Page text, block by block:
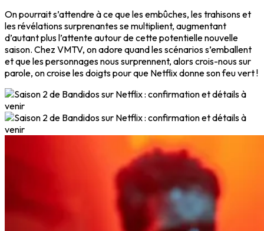
On pourrait s’attendre à ce que les embûches, les trahisons et
les révélations surprenantes se multiplient, augmentant
d’autant plus l’attente autour de cette potentielle nouvelle
saison. Chez VMTV, on adore quand les scénarios s’emballent
et que les personnages nous surprennent, alors crois-nous sur
parole, on croise les doigts pour que Netflix donne son feu vert !